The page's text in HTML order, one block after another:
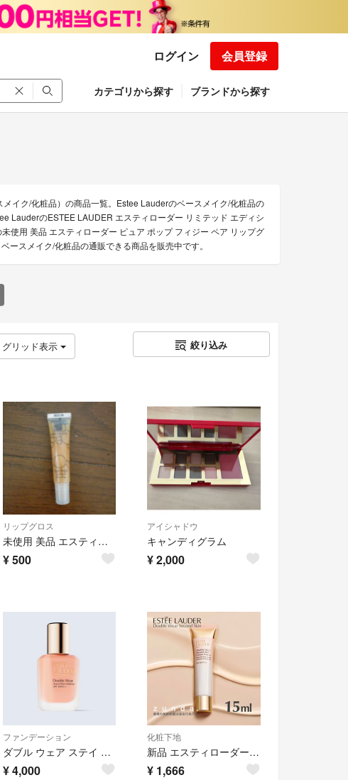
ログイン 会員登録
カテゴリから探す ブランドから探す
イク/化粧品）の商品一覧。Estee Lauderのベースメイク/化粧品の
LauderのESTEE LAUDER エスティローダー リミテッド エディシ
使用 美品 エスティローダー ピュア ポップ フィジー ペア リップグ
スメイク/化粧品の通販できる商品を販売中です。
グリッド表示 絞り込み
リップグロス
未使用 美品 エスティローダー ピュア ポップ フィジー ペア リップグロス
¥500
アイシャドウ
キャンディグラム
¥2,000
ファンデーション
ダブル ウェア ステイ イン プレイス メークアップ N 1N1 アイボリーヌード
¥4,000
化粧下地
新品 エスティローダー ダブルウェア セカンドスキン クリームプライマー15ml
¥ 1,666